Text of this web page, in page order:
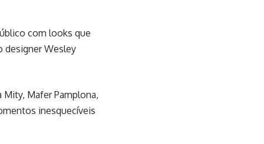
com looks que
designer Wesley
Mafer Pamplona,
inesquecíveis